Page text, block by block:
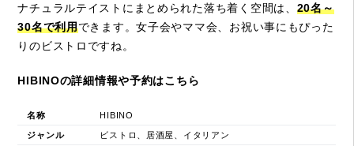
ナチュラルテイストにまとめられた落ち着く空間は、 20名～
30名で利用できます。女子会やママ会、お祝い事にもぴった
りのビストロですね。
HIBINOの詳細情報や予約はこちら
名称 HIBINO
ジャンル ビストロ、居酒屋、イタリアン